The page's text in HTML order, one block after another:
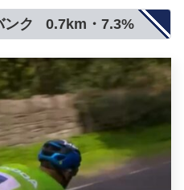
ク 0.7km・7.3%